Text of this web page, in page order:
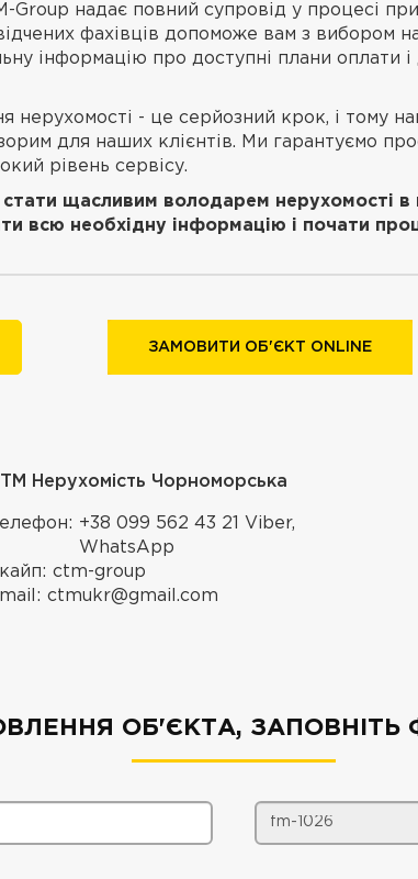
Group надає повний супровід у процесі
фахівців допоможе вам з вибором
інформацію про доступні плани оплати
нерухомості - це серйозний крок, і тому
для наших клієнтів. Ми гарантуємо
рівень сервісу.
стати щасливим володарем нерухомості в
всю необхідну інформацію і почати
ЗАМОВИТИ ОБ'ЄКТ ONLINE
Нерухомість Чорноморська
+38 099 562 43 21 Viber,
WhatsApp
ctm-group
ctmukr@gmail.com
ОБ'ЄКТА, ЗАПОВНІТЬ